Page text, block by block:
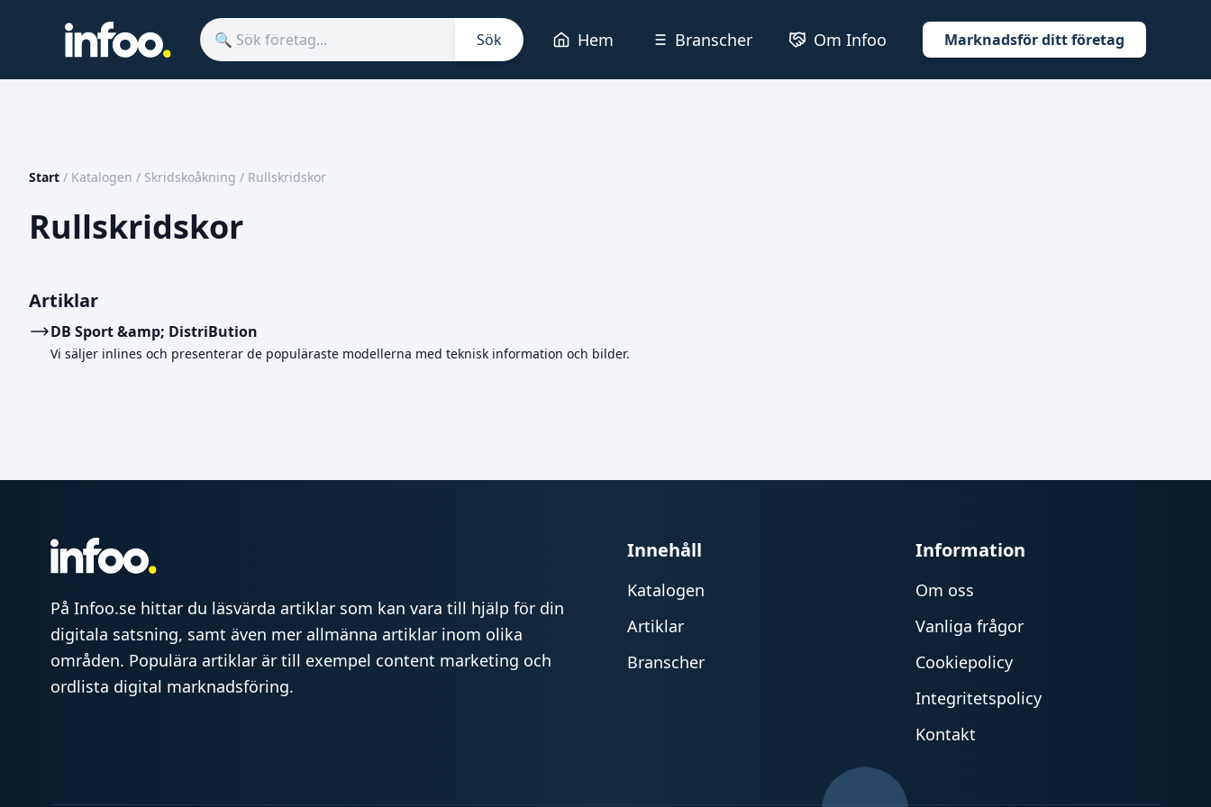
Sök Hem Branscher Om Infoo Marknadsför ditt företag
Start / Katalogen / Skridskoåkning / Rullskridskor
Rullskridskor
Artiklar
DB Sport &amp; DistriBution
Vi säljer inlines och presenterar de populäraste modellerna med teknisk information och bilder.
På Infoo.se hittar du läsvärda artiklar som kan vara till hjälp för din
digitala satsning, samt även mer allmänna artiklar inom olika
områden. Populära artiklar är till exempel content marketing och
ordlista digital marknadsföring.
Innehåll
Katalogen
Artiklar
Branscher
Information
Om oss
Vanliga frågor
Cookiepolicy
Integritetspolicy
Kontakt